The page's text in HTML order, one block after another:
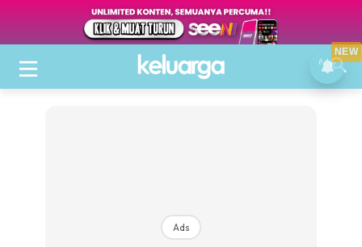
Ads
NEW